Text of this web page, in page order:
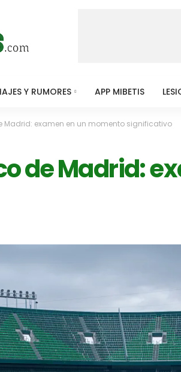
Y RUMORES APP MIBETIS
Madrid: examen en un momento significativo
de Madrid: